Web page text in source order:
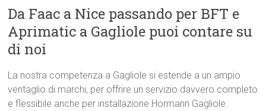
Da Faac a Nice passando per BFT e
Aprimatic a Gagliole puoi contare su
di noi
La nostra competenza a Gagliole si estende a un ampio
ventaglio di marchi, per offrire un servizio davvero completo
e flessibile anche per installazione Hormann Gagliole.